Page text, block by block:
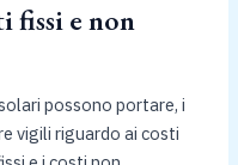
fissi e non
possono portare, i
vigili riguardo ai costi